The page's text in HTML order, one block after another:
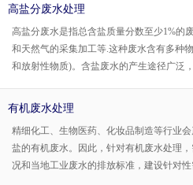
高盐分废水处理
高盐分废水是指总含盐质量分数至少1%的
和天然气的采集加工等.这种废水含有多种
和放射性物质)。含盐废水的产生途径广泛
制造安装施工。
有机废水处理
精细化工、生物医药、化妆品制造等行业
盐的有机废水。因此，针对有机废水处理
况和当地工业废水的排放标准，建设针对